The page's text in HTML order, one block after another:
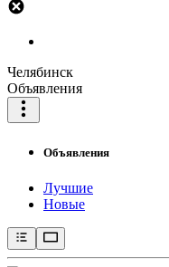
Челябинск
Объявления
Объявления
Лучшие
Новые